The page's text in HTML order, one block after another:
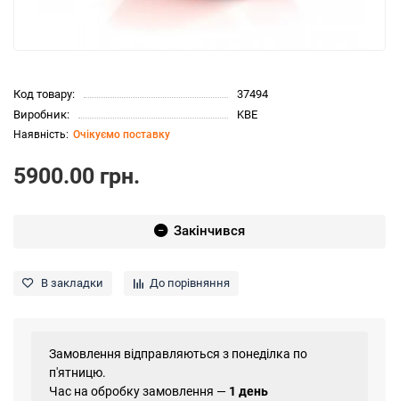
Код товару:
37494
Виробник:
KBE
Очікуємо поставку
5900.00 грн.
Закінчився
В закладки До порівняння
Замовлення відправляються з понеділка по
п'ятницю.
Час на обробку замовлення — 1 день